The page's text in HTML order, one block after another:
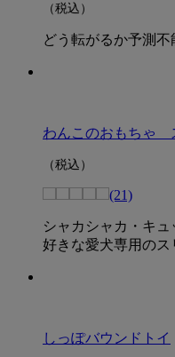
（税込）
どう転がるか予測不
わんこのおもちゃ
（税込）
(21)
シャカシャカ・キ
好きな愛犬専用のス
しっぽバウンドトイ